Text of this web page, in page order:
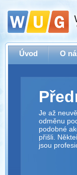
Úvod O
Je až
odměnu
podobné
přišli.
jsou